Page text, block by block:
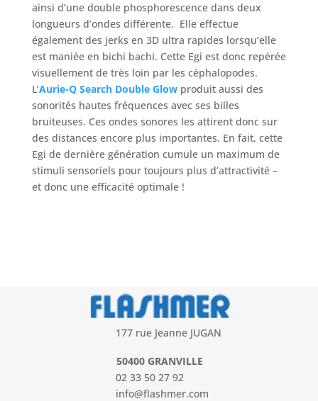
ainsi d’une double phosphorescence dans deux
longueurs d’ondes différente. Elle effectue
également des jerks en 3D ultra rapides lorsqu’elle
est maniée en bichi bachi. Cette Egi est donc repérée
visuellement de très loin par les céphalopodes.
L’Aurie-Q Search Double Glowproduit aussi des
sonorités hautes fréquences avec ses billes
bruiteuses. Ces ondes sonores les attirent donc sur
des distances encore plus importantes. En fait, cette
Egi de dernière génération cumule un maximum de
stimuli sensoriels pour toujours plus d’attractivité –
et donc une efficacité optimale !
177 rue Jeanne JUGAN
50400 GRANVILLE
02 33 50 27 92
info@flashmer.com